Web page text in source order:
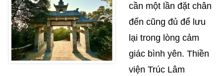
cần một lần đặt chân
đến cũng đủ để lưu
lại trong lòng cảm
giác bình yên. Thiền
viện Trúc Lâm